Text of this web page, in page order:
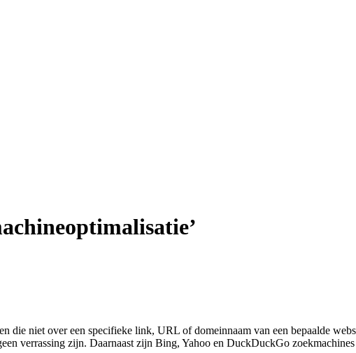
die niet over een specifieke link, URL of domeinnaam van een bepaalde
verrassing zijn. Daarnaast zijn Bing, Yahoo en DuckDuckGo